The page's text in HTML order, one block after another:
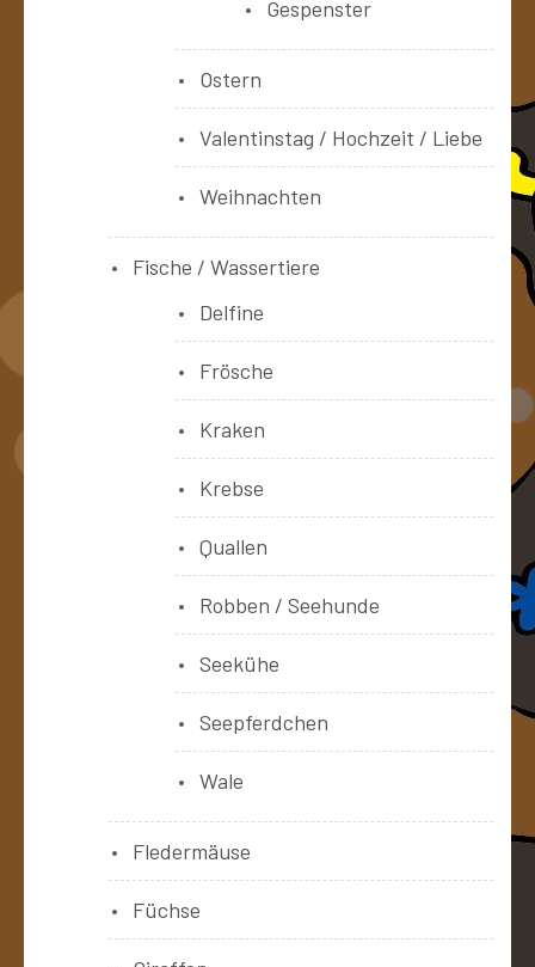
Gespenster
Ostern
Valentinstag / Hochzeit / Liebe
Weihnachten
Fische / Wassertiere
Delfine
Frösche
Kraken
Krebse
Quallen
Robben / Seehunde
Seekühe
Seepferdchen
Wale
Fledermäuse
Füchse